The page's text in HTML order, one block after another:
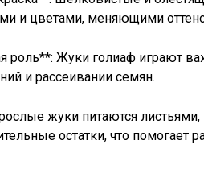
и цветами, меняющими
роль**: Жуки голиаф играют
и рассеивании семян.
жуки питаются
остатки, что помогает